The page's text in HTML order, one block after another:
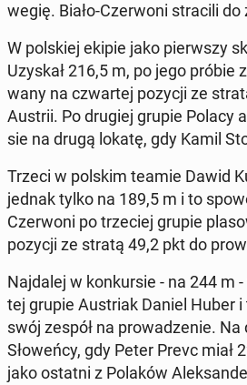
we­gię. Biało-Czer­wo­ni stra­ci­li
W pol­skiej ekipie jako pierw­szy
Uzyskał 216,5 m, po jego próbie
wa­ny na czwar­tej pozycji ze
Austrii. Po drugiej grupie Polacy
sie na drugą lokatę, gdy Kamil
Trzeci w polskim teamie Dawid
jednak tylko na 189,5 m i to
Czer­wo­ni po trze­ciej grupie
pozycji ze stratą 49,2 pkt do
Naj­da­lej w kon­kur­sie - na 244 m
tej grupie Au­striak Daniel Huber
swój zespół na pro­wa­dze­nie.
Sło­weń­cy, gdy Peter Prevc miał
jako ostatni z Polaków